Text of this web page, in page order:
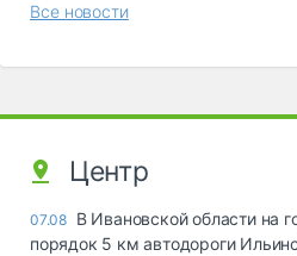
Все новости
Центр
07.08 В Ивановской области на
порядок 5 км автодороги